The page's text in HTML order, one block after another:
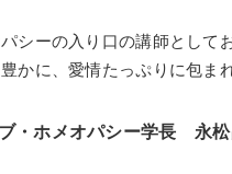
シーの入り口の講師として
かに、愛情たっぷりに包ま
・ホメオパシー学長 永